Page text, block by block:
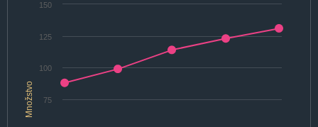
Množstvo 75
100
125
150